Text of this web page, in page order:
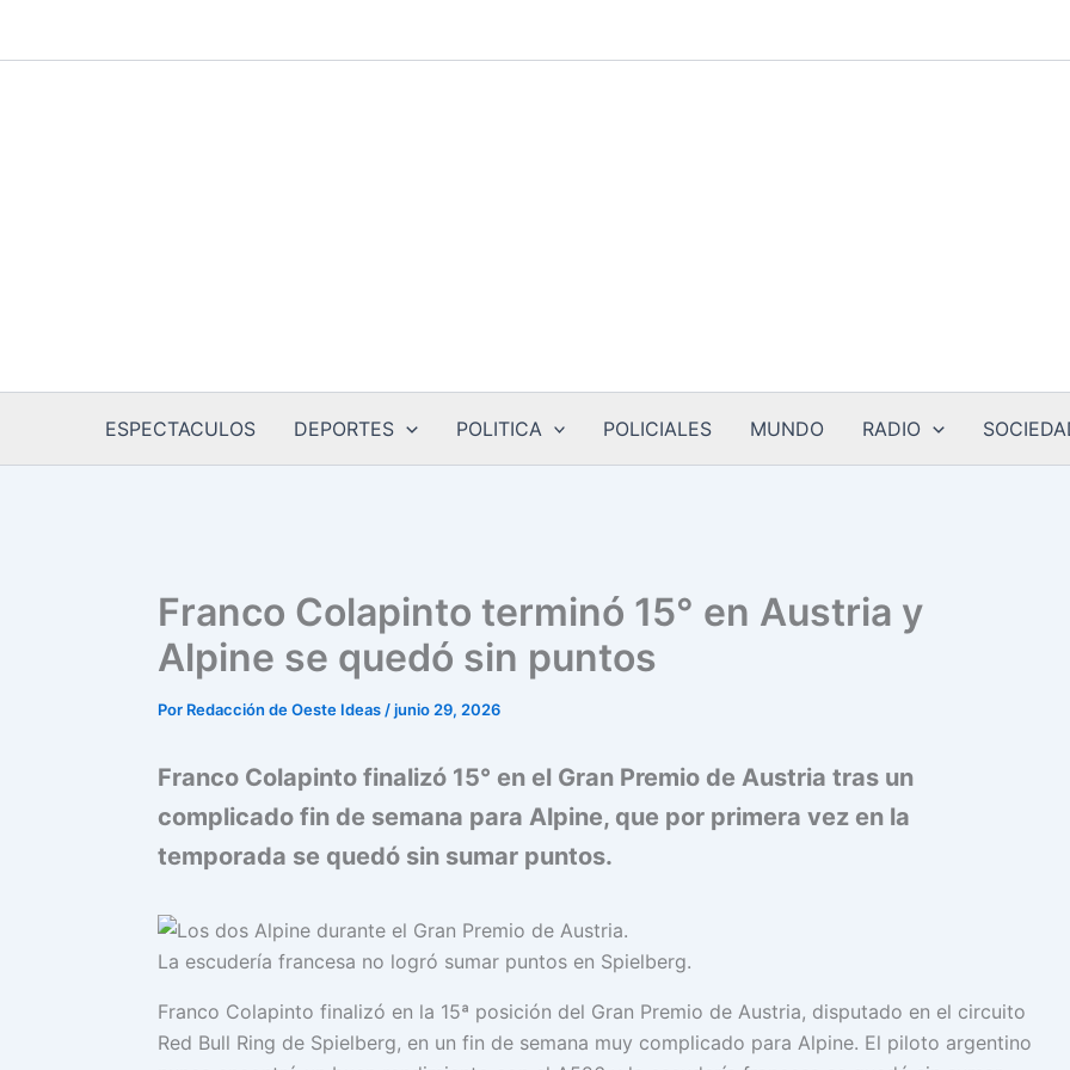
ESPECTACULOS DEPORTES POLITICA POLICIALES MUNDO RADIO
Franco Colapinto terminó 15° en Austria y
Alpine se quedó sin puntos
Por Redacción de Oeste Ideas /junio 29, 2026
Franco Colapinto finalizó 15° en el Gran Premio de Austria tras un
complicado fin de semana para Alpine, que por primera vez en la
temporada se quedó sin sumar puntos.
La escudería francesa no logró sumar puntos en Spielberg.
Franco Colapinto finalizó en la 15ª posición del Gran Premio de Austria, disputado en el circuito
Red Bull Ring de Spielberg, en un fin de semana muy complicado para Alpine. El piloto argentino